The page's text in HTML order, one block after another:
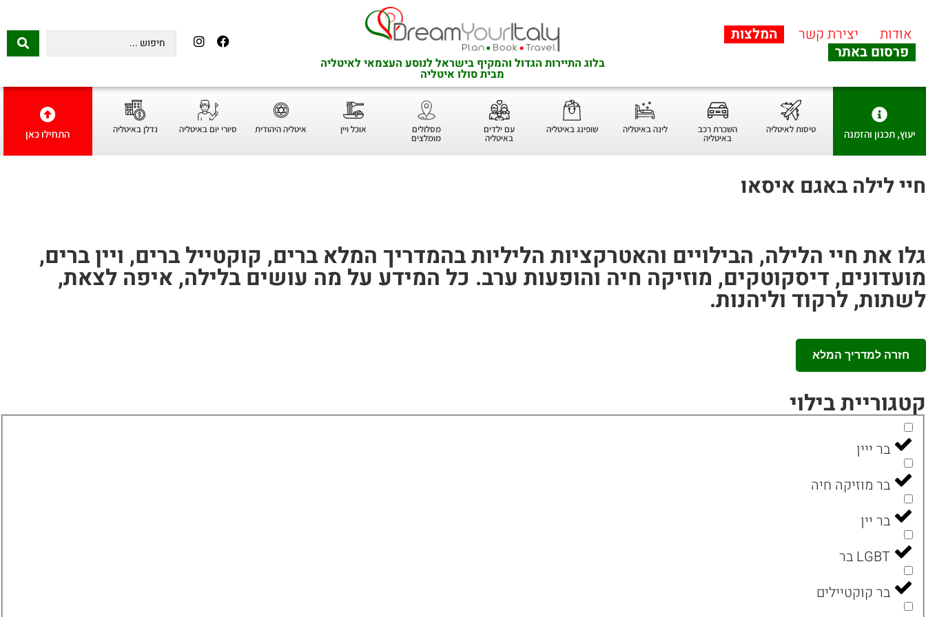
אודות יצירת קשר
המלצות
פרסום באתר
בלוג התיירות הגדול והמקיף בישראל לנוסע העצמאי לאיטליה
מבית סולו איטליה
יעוץ, תכנון והזמנה טיסות לאיטליה השכרת רכב
באיטליה
לינה באיטליה שופינג באיטליה עם ילדים
באיטליה
מסלולים
מומלצים
אוכל ויין איטליה היהודית סיורי יום באיטליה נדלן באיטליה התחילו כאן
חיי לילה באגם איסאו
גלו את חיי הלילה, הבילויים והאטרקציות הליליות בהמדריך המלא ברים, קוקטייל ברים, ויין ברים,
מועדונים, דיסקוטקים, מוזיקה חיה והופעות ערב. כל המידע על מה עושים בלילה, איפה לצאת,
לשתות, לרקוד וליהנות.
חזרה למדריך המלא
קטגוריית בילוי
בר ייין
בר מוזיקה חיה
בר יין
LGBT בר
בר קוקטיילים